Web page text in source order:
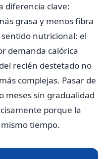
diferencia clave:
grasa y menos fibra
nutricional: el
demanda calórica
recién destetado no
complejas. Pasar de
meses sin gradualidad
porque la
tiempo.